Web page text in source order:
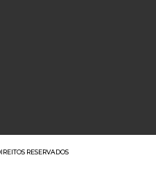
RESERVADOS